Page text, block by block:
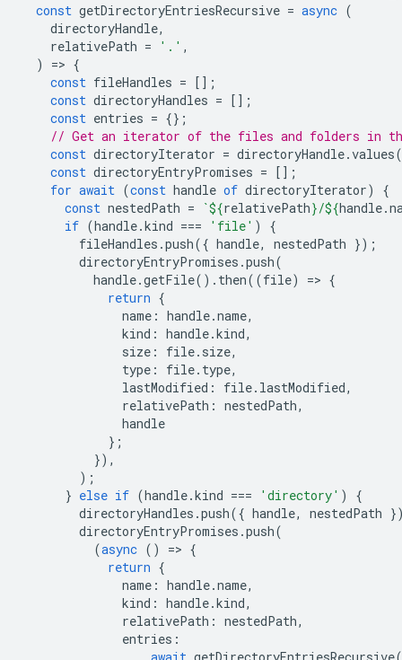
const getDirectoryEntriesRecursive = async (
directoryHandle,
relativePath = '.' ,
)
=> {
const fileHandles = [];
const directoryHandles = [];
const entries = {};
// Get an iterator of the files and folders in
const directoryIterator = directoryHandle.values
const directoryEntryPromises = [];
for await (const handle of directoryIterator)
{
const nestedPath = `${relativePath}/${handle.
if (handle.kind === 'file' )
{
fileHandles .push({ handle, nestedPath });
directoryEntryPromises .push(
handle.getFile(). then((file) => {
return {
name : handle.name,
kind : handle.kind,
size : file. size,
type : file. type,
lastModified : file. lastModified,
relativePath : nestedPath,
handle
};
}),
);
} else if (handle.kind === 'directory' )
{
directoryHandles .push({ handle, nestedPath
directoryEntryPromises .push(
(async () => {
return {
name : handle.name,
kind : handle.kind,
relativePath : nestedPath,
entries :
await getDirectoryEntriesRecursive(